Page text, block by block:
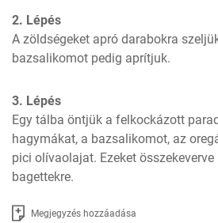
2. Lépés
A zöldségeket apró darabokra
bazsalikomot pedig aprítjuk.
3. Lépés
Egy tálba öntjük a felkockázott
hagymákat, a bazsalikomot, az
pici olívaolajat. Ezeket
bagettekre.
Megjegyzés hozzáadása